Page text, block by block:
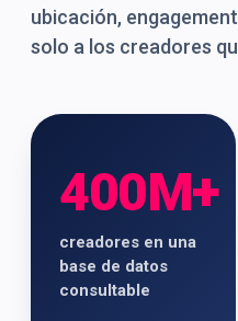
ubicación,
solo a los creadores
400M+
creadores en una
base de datos
consultable